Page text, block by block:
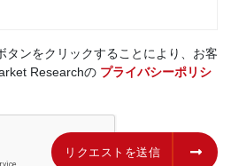
タンをクリックすることにより、お客
Researchの プライバシーポリシ
送信 リクエストを送信